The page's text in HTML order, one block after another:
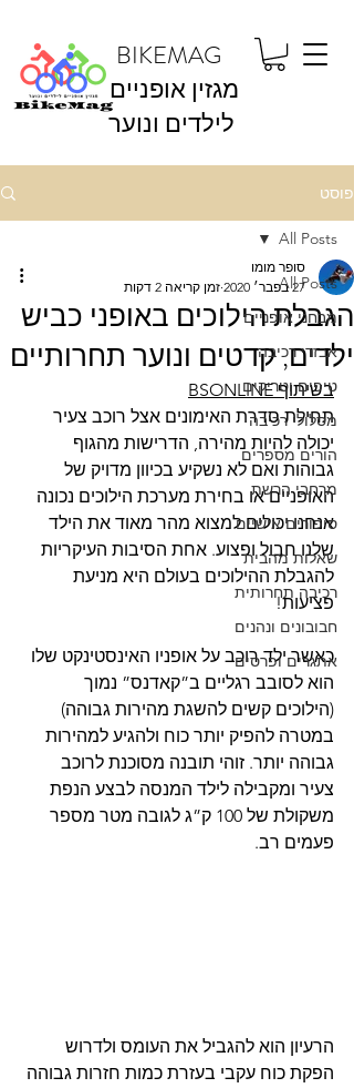
BIKEMAG
מגזין אופניים
לילדים ונוער
פוסט
All Posts
מבחני אופניים
אבזרי רכיבה
טיפים וטריקים
מסלולי רכיבה
הורים מספרים
מרחבי הרשת
סיפורים אישיים
שאלות מהבית
רכיבה תחרותית
חבובונים ונהנים
אתגרים ופרסים
All Posts
הגבלת הילוכים באופני כביש
ילדים, קדטים ונוער תחרותיים
סופר מומו
27 בפבר׳ 2020
זמן קריאה 2 דקות
בשיתוף BSONLINE
תחילת סדרת האימונים אצל רוכב צעיר
יכולה להיות מהירה, הדרישות מהגוף
גבוהות ואם לא נשקיע בכיוון מדויק של
האופניים או בחירת מערכת הילוכים נכונה
אנחנו יכולים למצוא מהר מאוד את הילד
שלנו חבול ופצוע. אחת הסיבות העיקריות
להגבלת ההילוכים בעולם היא מניעת
פציעות!
כאשר ילד רוכב על אופניו האינסטינקט שלו
הוא לסובב רגליים ב”קאדנס” נמוך
(הילוכים קשים להשגת מהירות גבוהה)
במטרה להפיק יותר כוח ולהגיע למהירות
גבוהה יותר. זוהי תובנה מסוכנת לרוכב
צעיר ומקבילה לילד המנסה לבצע הנפת
משקולת של 100 ק”ג לגובה מטר מספר
פעמים רב.
הרעיון הוא להגביל את העומס ולדרוש
הפקת כוח עקבי בעזרת כמות חזרות גבוהה